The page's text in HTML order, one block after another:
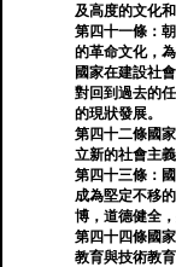
及高度的文化
第四十一條：
的革命文化，
國家在建設社
對回到過去的
的現狀發展。
第四十二條國
立新的社會主義
第四十三條：
成為堅定不移
博，道德健全
第四十四條國
教育與技術教